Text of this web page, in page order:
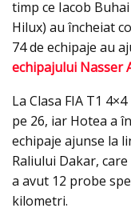
timp ce Iacob
Hilux) au încheiat
74 de echipaje au
echipajului Nasser
La Clasa FIA T1
pe 26, iar Hotea a
echipaje ajunse la
Raliului Dakar,
a avut 12 probe
kilometri.